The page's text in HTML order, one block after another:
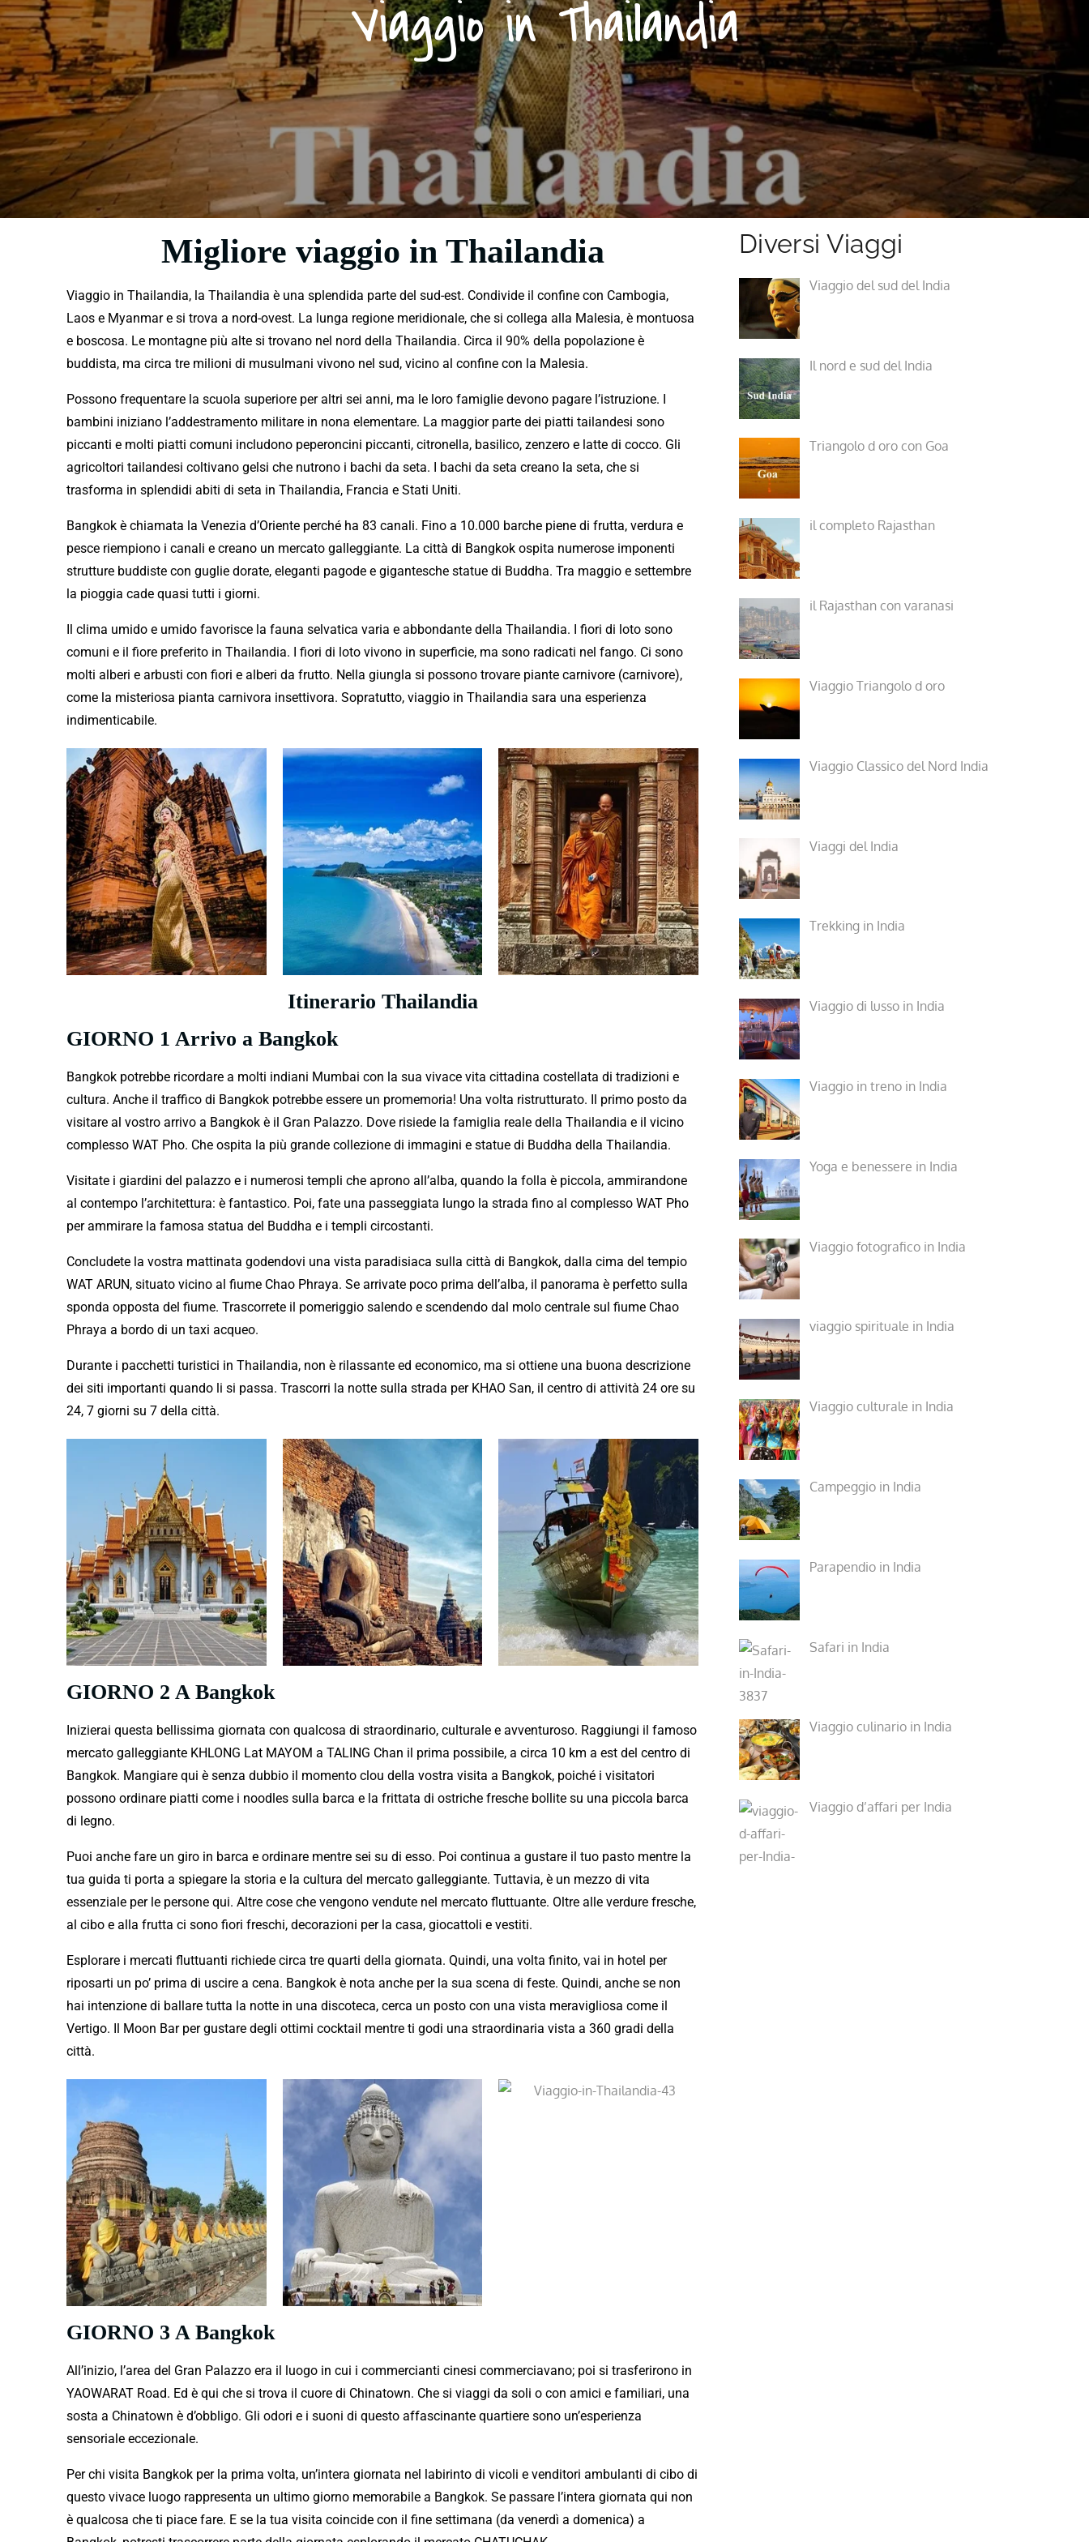
Viaggio in Thailandia
Migliore viaggio in Thailandia
Viaggio in Thailandia, la Thailandia è una splendida parte del sud-est. Condivide il confine con Cambogia,
Laos e Myanmar e si trova a nord-ovest. La lunga regione meridionale, che si collega alla Malesia, è montuosa
e boscosa. Le montagne più alte si trovano nel nord della Thailandia. Circa il 90% della popolazione è
buddista, ma circa tre milioni di musulmani vivono nel sud, vicino al confine con la Malesia.
Possono frequentare la scuola superiore per altri sei anni, ma le loro famiglie devono pagare l’istruzione. I
bambini iniziano l’addestramento militare in nona elementare. La maggiorparte dei piatti tailandesi sono
piccanti e molti piatti comuni includono peperoncini piccanti, citronella, basilico, zenzero e latte di cocco. Gli
agricoltori tailandesi coltivano gelsi che nutrono i bachi da seta. I bachi da seta creano la seta, che si
trasforma in splendidi abiti di seta in Thailandia, Francia e Stati Uniti.
Bangkok è chiamata la Venezia d’Oriente perché ha 83 canali. Fino a 10.000 barche piene di frutta, verdura e
pesce riempiono i canali e creano un mercato galleggiante. La città di Bangkok ospita numerose imponenti
strutture buddiste con guglie dorate, eleganti pagode e gigantesche statue di Buddha. Tra maggio e settembre
la pioggia cade quasi tutti i giorni.
Il clima umido e umido favorisce la fauna selvatica varia e abbondante della Thailandia. I fiori di loto sono
comuni e il fiore preferito in Thailandia. I fiori di loto vivono in superficie, ma sono radicati nel fango. Ci sono
molti alberi e arbusti con fiori e alberi da frutto. Nella giungla si possono trovare piante carnivore (carnivore),
come la misteriosa pianta carnivora insettivora. Sopratutto, viaggio in Thailandia sara una esperienza
indimenticabile.
Itinerario Thailandia
GIORNO 1 Arrivo a Bangkok
Bangkok potrebbe ricordare a molti indiani Mumbai con la sua vivace vita cittadina costellata di tradizioni e
cultura. Anche il traffico di Bangkok potrebbe essere un promemoria! Una volta ristrutturato. Il primo posto da
visitare al vostro arrivo a Bangkok è il Gran Palazzo. Dove risiede la famiglia reale della Thailandia e il vicino
complesso WAT Pho. Che ospita la più grande collezione di immagini e statue di Buddha della Thailandia.
Visitate i giardini del palazzo e i numerosi templi che aprono all’alba, quando la folla è piccola, ammirandone
al contempo l’architettura: è fantastico. Poi, fate una passeggiata lungo la strada fino al complesso WAT Pho
per ammirare la famosa statua del Buddha e i templi circostanti.
Concludete la vostra mattinata godendovi una vista paradisiaca sulla città di Bangkok, dalla cima del tempio
WAT ARUN, situato vicino al fiume Chao Phraya. Se arrivate poco prima dell’alba, il panorama è perfetto sulla
sponda opposta del fiume. Trascorrete il pomeriggio salendo e scendendo dal molo centrale sul fiume Chao
Phraya a bordo di un taxi acqueo.
Durante i pacchetti turistici in Thailandia, non è rilassante ed economico, ma si ottiene una buona descrizione
dei siti importanti quando li si passa. Trascorri la notte sulla strada per KHAO San, il centro di attività 24 ore su
24, 7 giorni su 7 della città.
GIORNO 2 A Bangkok
Inizierai questa bellissima giornata con qualcosa di straordinario, culturale e avventuroso. Raggiungi il famoso
mercato galleggiante KHLONG Lat MAYOM a TALING Chan il prima possibile, a circa 10 km a est del centro di
Bangkok. Mangiare qui è senza dubbio il momento clou della vostra visita a Bangkok, poiché i visitatori
possono ordinare piatti come i noodles sulla barca e la frittata di ostriche fresche bollite su una piccola barca
di legno.
Puoi anche fare un giro in barca e ordinare mentre sei su di esso. Poi continua a gustare il tuo pasto mentre la
tua guida ti porta a spiegare la storia e la cultura del mercato galleggiante. Tuttavia, è un mezzo di vita
essenziale per le persone qui. Altre cose che vengono vendute nel mercato fluttuante. Oltre alle verdure fresche,
al cibo e alla frutta ci sono fiori freschi, decorazioni per la casa, giocattoli e vestiti.
Esplorare i mercati fluttuanti richiede circa tre quarti della giornata. Quindi, una volta finito, vai in hotel per
riposarti un po’ prima di uscire a cena. Bangkok è nota anche per la sua scena di feste. Quindi, anche se non
hai intenzione di ballare tutta la notte in una discoteca, cerca un posto con una vista meravigliosa come il
Vertigo. Il Moon Bar per gustare degli ottimi cocktail mentre ti godi una straordinaria vista a 360 gradi della
città.
GIORNO 3 A Bangkok
All’inizio, l’area del Gran Palazzo era il luogo in cui i commercianti cinesi commerciavano; poi si trasferirono in
YAOWARAT Road. Ed è qui che si trova il cuore di Chinatown. Che si viaggi da soli o con amici e familiari, una
sosta a Chinatown è d’obbligo. Gli odori e i suoni di questo affascinante quartiere sono un’esperienza
sensoriale eccezionale.
Per chi visita Bangkok per la prima volta, un’intera giornata nel labirinto di vicoli e venditori ambulanti di cibo di
questo vivace luogo rappresenta un ultimo giorno memorabile a Bangkok. Se passare l’intera giornata qui non
è qualcosa che ti piace fare. E se la tua visita coincide con il fine settimana (da venerdì a domenica) a
Diversi Viaggi
Viaggio del sud del India
Il nord e sud del India
Triangolo d oro con Goa
il completo Rajasthan
il Rajasthan con varanasi
Viaggio Triangolo d oro
Viaggio Classico del Nord India
Viaggi del India
Trekking in India
Viaggio di lusso in India
Viaggio in treno in India
Yoga e benessere in India
Viaggio fotografico in India
viaggio spirituale in India
Viaggio culturale in India
Campeggio in India
Parapendio in India
Safari in India
Viaggio culinario in India
Viaggio d’affari per India